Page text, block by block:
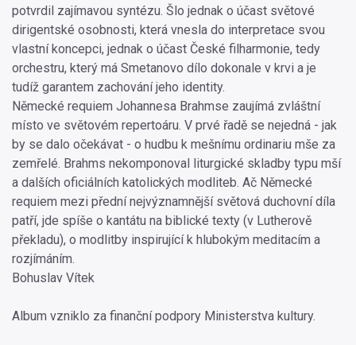
potvrdil zajímavou syntézu. Šlo jednak o účast světové
dirigentské osobnosti, která vnesla do interpretace svou
vlastní koncepci, jednak o účast České filharmonie, tedy
orchestru, který má Smetanovo dílo dokonale v krvi a je
tudíž garantem zachování jeho identity.
Německé requiem Johannesa Brahmse zaujímá zvláštní
místo ve světovém repertoáru. V prvé řadě se nejedná - jak
by se dalo očekávat - o hudbu k mešnímu ordinariu mše za
zemřelé. Brahms nekomponoval liturgické skladby typu mší
a dalších oficiálních katolických modliteb. Ač Německé
requiem mezi přední nejvýznamnější světová duchovní díla
patří, jde spíše o kantátu na biblické texty (v Lutherově
překladu), o modlitby inspirující k hlubokým meditacím a
rozjímáním.
Bohuslav Vítek
Album vzniklo za finanční podpory Ministerstva kultury.